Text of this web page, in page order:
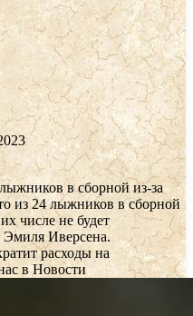
в сборной из-за
из 24 лыжников в сборной
числе не будет
Эмиля Иверсена.
расходы на
в Новости